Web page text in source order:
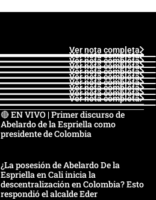
Ver nota completa
Ver nota completa
Ver nota completa
Ver nota completa
Ver nota completa
Ver nota completa
Ver nota completa
Ver nota completa
Ver nota completa
Ver nota completa
🔴 EN VIVO | Primer discurso de
Abelardo de la Espriella como
presidente de Colombia
¿La posesión de Abelardo De la
Espriella en Cali inicia la
descentralización en Colombia? Esto
respondió el alcalde Eder